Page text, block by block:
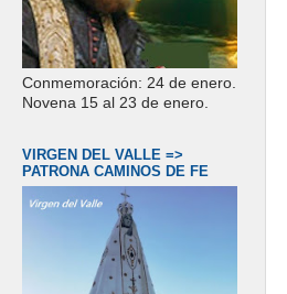
Conmemoración: 24 de enero.
Novena 15 al 23 de enero.
VIRGEN DEL VALLE =>
PATRONA CAMINOS DE FE